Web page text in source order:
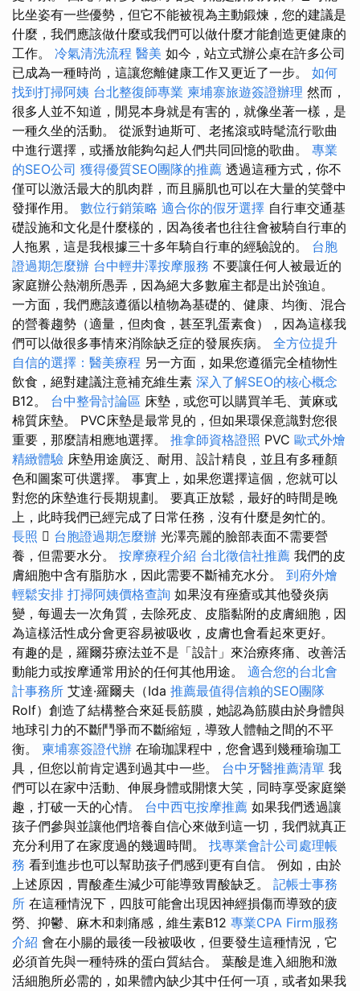
比坐姿有一些優勢，但它不能被視為主動鍛煉，您的建議是
什麼，我們應該做什麼或我們可以做什麼才能創造更健康的
工作。 冷氣清洗流程 醫美 如今，站立式辦公桌在許多公司
已成為一種時尚，這讓您離健康工作又更近了一步。 如何
找到打掃阿姨 台北整復師專業 柬埔寨旅遊簽證辦理 然而，
很多人並不知道，閒晃本身就是有害的，就像坐著一樣，是
一種久坐的活動。 從派對迪斯可、老搖滾或時髦流行歌曲
中進行選擇，或播放能夠勾起人們共同回憶的歌曲。 專業
的SEO公司 獲得優質SEO團隊的推薦 透過這種方式，你不
僅可以激活最大的肌肉群，而且膈肌也可以在大量的笑聲中
發揮作用。 數位行銷策略 適合你的假牙選擇 自行車交通基
礎設施和文化是什麼樣的，因為後者也往往會被騎自行車的
人拖累，這是我根據三十多年騎自行車的經驗說的。 台胞
證過期怎麼辦 台中輕井澤按摩服務 不要讓任何人被最近的
家庭辦公熱潮所愚弄，因為絕大多數雇主都是出於強迫。
一方面，我們應該遵循以植物為基礎的、健康、均衡、混合
的營養趨勢（適量，但肉食，甚至乳蛋素食），因為這樣我
們可以做很多事情來消除缺乏症的發展疾病。 全方位提升
自信的選擇：醫美療程 另一方面，如果您遵循完全植物性
飲食，絕對建議注意補充維生素 深入了解SEO的核心概念
B12。 台中整骨討論區 床墊，或您可以購買羊毛、黃麻或
棉質床墊。 PVC床墊是最常見的，但如果環保意識對您很
重要，那麼請相應地選擇。 推拿師資格證照 PVC 歐式外燴
精緻體驗 床墊用途廣泛、耐用、設計精良，並且有多種顏
色和圖案可供選擇。 事實上，如果您選擇這個，您就可以
對您的床墊進行長期規劃。 要真正放鬆，最好的時間是晚
上，此時我們已經完成了日常任務，沒有什麼是匆忙的。
長照  台胞證過期怎麼辦 光澤亮麗的臉部表面不需要營
養，但需要水分。 按摩療程介紹 台北徵信社推薦 我們的皮
膚細胞中含有脂肪水，因此需要不斷補充水分。 到府外燴
輕鬆安排 打掃阿姨價格查詢 如果沒有痤瘡或其他發炎病
變，每週去一次角質，去除死皮、皮脂黏附的皮膚細胞，因
為這樣活性成分會更容易被吸收，皮膚也會看起來更好。
有趣的是，羅爾芬療法並不是「設計」來治療疼痛、改善活
動能力或按摩通常用於的任何其他用途。 適合您的台北會
計事務所 艾達·羅爾夫（Ida 推薦最值得信賴的SEO團隊
Rolf）創造了結構整合來延長筋膜，她認為筋膜由於身體與
地球引力的不斷鬥爭而不斷縮短，導致人體軸之間的不平
衡。 柬埔寨簽證代辦 在瑜珈課程中，您會遇到幾種瑜珈工
具，但您以前肯定遇到過其中一些。 台中牙醫推薦清單 我
們可以在家中活動、伸展身體或開懷大笑，同時享受家庭樂
趣，打破一天的心情。 台中西屯按摩推薦 如果我們透過讓
孩子們參與並讓他們培養自信心來做到這一切，我們就真正
充分利用了在家度過的幾週時間。 找專業會計公司處理帳
務 看到進步也可以幫助孩子們感到更有自信。 例如，由於
上述原因，胃酸產生減少可能導致胃酸缺乏。 記帳士事務
所 在這種情況下，四肢可能會出現因神經損傷而導致的疲
勞、抑鬱、麻木和刺痛感，維生素B12 專業CPA Firm服務
介紹 會在小腸的最後一段被吸收，但要發生這種情況，它
必須首先與一種特殊的蛋白質結合。 葉酸是進入細胞和激
活細胞所必需的，如果體內缺少其中任何一項，或者如果我